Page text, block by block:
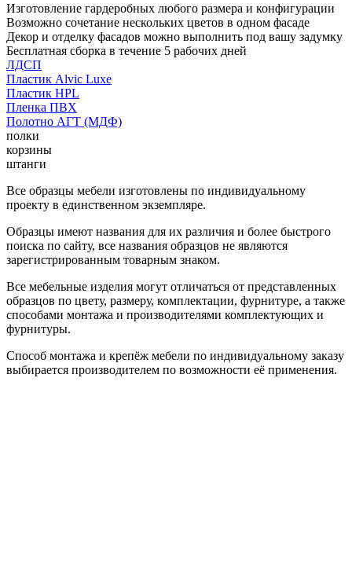
Изготовление гардеробных любого размера и конфигурации
Возможно сочетание нескольких цветов в одном фасаде
Декор и отделку фасадов можно выполнить под вашу задумку
Бесплатная сборка в течение 5 рабочих дней
ЛДСП
Пластик Alvic Luxe
Пластик HPL
Пленка ПВХ
Полотно АГТ (МДФ)
полки
корзины
штанги
Все образцы мебели изготовлены по индивидуальному
проекту в единственном экземпляре.
Образцы имеют названия для их различия и более быстрого
поиска по сайту, все названия образцов не являются
зарегистрированным товарным знаком.
Все мебельные изделия могут отличаться от представленных
образцов по цвету, размеру, комплектации, фурнитуре, а также
способами монтажа и производителями комплектующих и
фурнитуры.
Способ монтажа и крепёж мебели по индивидуальному заказу
выбирается производителем по возможности её применения.